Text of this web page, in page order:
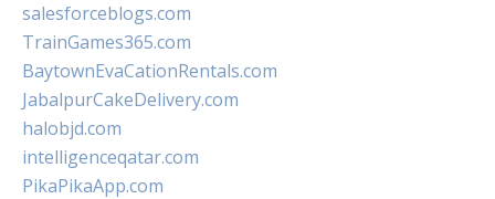
salesforceblogs.com
TrainGames365.com
BaytownEvaCationRentals.com
JabalpurCakeDelivery.com
halobjd.com
intelligenceqatar.com
PikaPikaApp.com